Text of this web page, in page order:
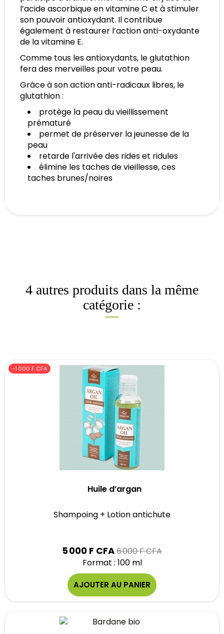
l’acide ascorbique en vitamine C et à stimuler
son pouvoir antioxydant. Il contribue
également à restaurer l’action anti-oxydante
de la vitamine E.
Comme tous les antioxydants, le glutathion
fera des merveilles pour votre peau.
Grâce à son action anti-radicaux libres, le
glutathion :
protège la peau du vieillissement
prématuré
permet de préserver la jeunesse de la
peau
retarde l'arrivée des rides et ridules
élimine les taches de vieillesse, ces
taches brunes/noires
4 autres produits dans la même
catégorie :
-1 000 F CFA
Huile d’argan
Shampoing + Lotion antichute
5 000 F CFAPrix
6 000 F CFA
Format : 100 ml
AJOUTER AU PANIER